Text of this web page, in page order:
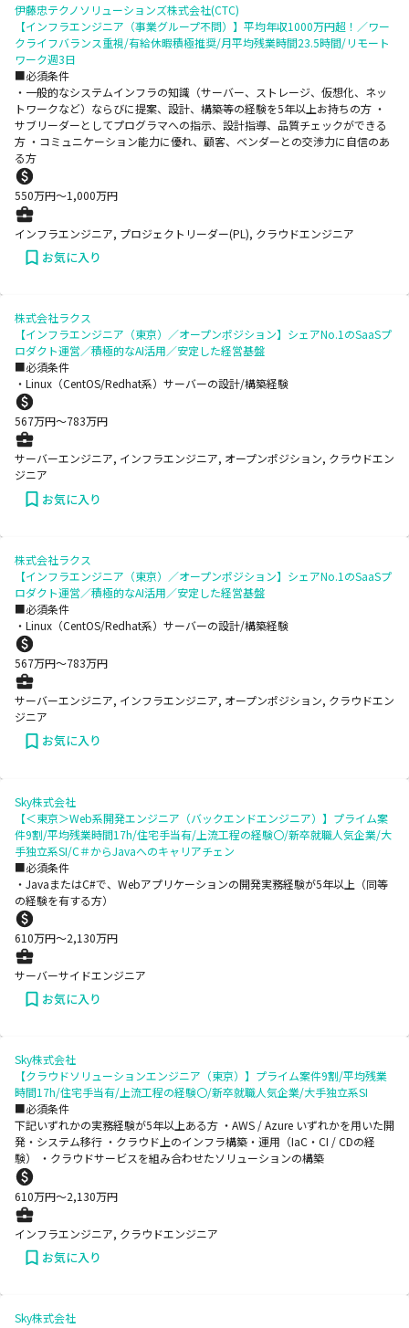
伊藤忠テクノソリューションズ株式会社(CTC)
【インフラエンジニア（事業グループ不問）】平均年収1000万円超！／ワー
クライフバランス重視/有給休暇積極推奨/月平均残業時間23.5時間/リモート
ワーク週3日
■必須条件
・一般的なシステムインフラの知識（サーバー、ストレージ、仮想化、ネッ
トワークなど）ならびに提案、設計、構築等の経験を5年以上お持ちの方 ・
サブリーダーとしてプログラマへの指示、設計指導、品質チェックができる
方 ・コミュニケーション能力に優れ、顧客、ベンダーとの交渉力に自信のあ
る方
550万円〜1,000万円
インフラエンジニア, プロジェクトリーダー(PL), クラウドエンジニア
お気に入り
株式会社ラクス
【インフラエンジニア（東京）／オープンポジション】シェアNo.1のSaaSプ
ロダクト運営／積極的なAI活用／安定した経営基盤
■必須条件
・Linux（CentOS/Redhat系）サーバーの設計/構築経験
567万円〜783万円
サーバーエンジニア, インフラエンジニア, オープンポジション, クラウドエン
ジニア
お気に入り
株式会社ラクス
【インフラエンジニア（東京）／オープンポジション】シェアNo.1のSaaSプ
ロダクト運営／積極的なAI活用／安定した経営基盤
■必須条件
・Linux（CentOS/Redhat系）サーバーの設計/構築経験
567万円〜783万円
サーバーエンジニア, インフラエンジニア, オープンポジション, クラウドエン
ジニア
お気に入り
Sky株式会社
【＜東京＞Web系開発エンジニア（バックエンドエンジニア）】プライム案
件9割/平均残業時間17h/住宅手当有/上流工程の経験〇/新卒就職人気企業/大
手独立系SI/C＃からJavaへのキャリアチェン
■必須条件
・JavaまたはC#で、Webアプリケーションの開発実務経験が5年以上（同等
の経験を有する方）
610万円〜2,130万円
サーバーサイドエンジニア
お気に入り
Sky株式会社
【クラウドソリューションエンジニア（東京）】プライム案件9割/平均残業
時間17h/住宅手当有/上流工程の経験〇/新卒就職人気企業/大手独立系SI
■必須条件
下記いずれかの実務経験が5年以上ある方 ・AWS / Azure いずれかを用いた開
発・システム移行 ・クラウド上のインフラ構築・運用（IaC・CI / CDの経
験） ・クラウドサービスを組み合わせたソリューションの構築
610万円〜2,130万円
インフラエンジニア, クラウドエンジニア
お気に入り
Sky株式会社